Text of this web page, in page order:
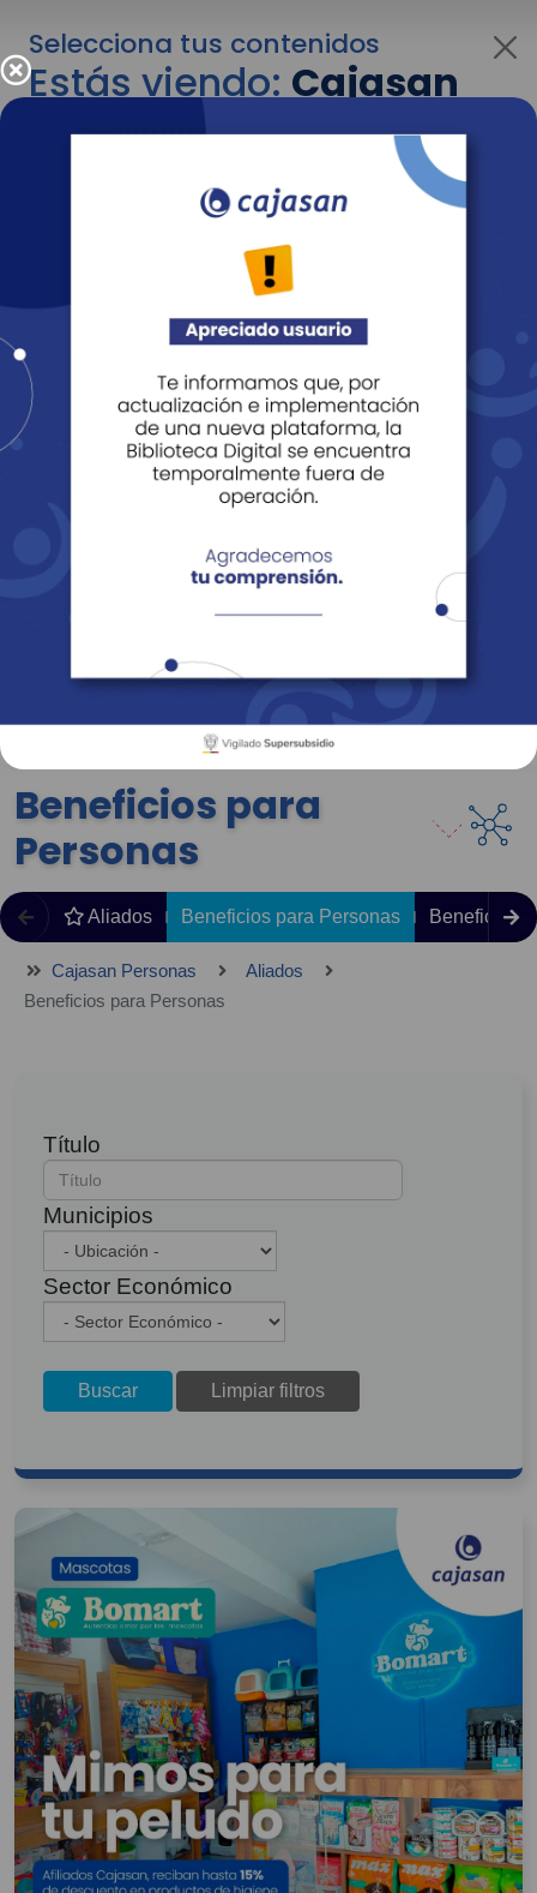
Selecciona tus contenidos
Estás viendo:Cajasan
para personas
Para cambiar al contenido de tu interés más
adelante recuerda utilizar el menú
Entendido
Revista Fácil Vivir
Sedes Directorio Servicios En Línea
Beneficios para
Personas
Aliados Beneficios para Personas Beneficios
Cajasan Personas
Aliados
Beneficios para Personas
Título
Municipios
Sector Económico
Buscar Limpiar filtros